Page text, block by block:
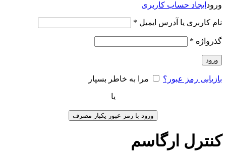
ورود ایجاد حساب کاربری
نام کاربری یا آدرس ایمیل *
گذرواژه *
ورود
بازیابی رمز عبور؟ مرا به خاطر بسپار
یا
ورود با رمز عبور یکبار مصرف
کنترل ارگاسم